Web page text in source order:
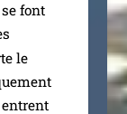
font
le